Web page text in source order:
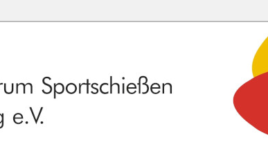
Sportschießen
e.V.